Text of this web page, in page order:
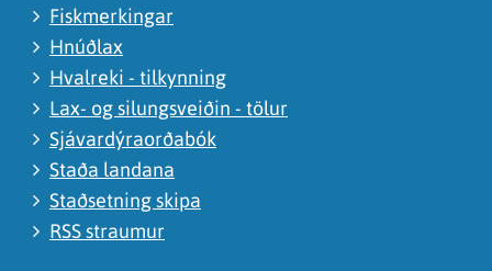
Fiskmerkingar
Hnúðlax
Hvalreki - tilkynning
Lax- og silungsveiðin - tölur
Sjávardýraorðabók
Staða landana
Staðsetning skipa
RSS straumur